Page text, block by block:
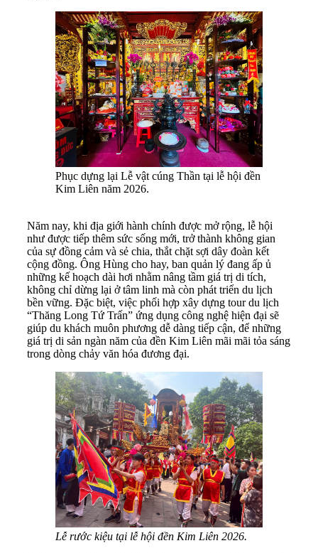
Phục dựng lại Lễ vật cúng Thần tại lễ hội đền
Kim Liên năm 2026.
Năm nay, khi địa giới hành chính được mở rộng, lễ hội
như được tiếp thêm sức sống mới, trở thành không gian
của sự đồng cảm và sẻ chia, thắt chặt sợi dây đoàn kết
cộng đồng. Ông Hùng cho hay, ban quản lý đang ấp ủ
những kế hoạch dài hơi nhằm nâng tầm giá trị di tích,
không chỉ dừng lại ở tâm linh mà còn phát triển du lịch
bền vững. Đặc biệt, việc phối hợp xây dựng tour du lịch
“Thăng Long Tứ Trấn” ứng dụng công nghệ hiện đại sẽ
giúp du khách muôn phương dễ dàng tiếp cận, để những
giá trị di sản ngàn năm của đền Kim Liên mãi mãi tỏa sáng
trong dòng chảy văn hóa đương đại.
Lễ rước kiệu tại lễ hội đền Kim Liên 2026.